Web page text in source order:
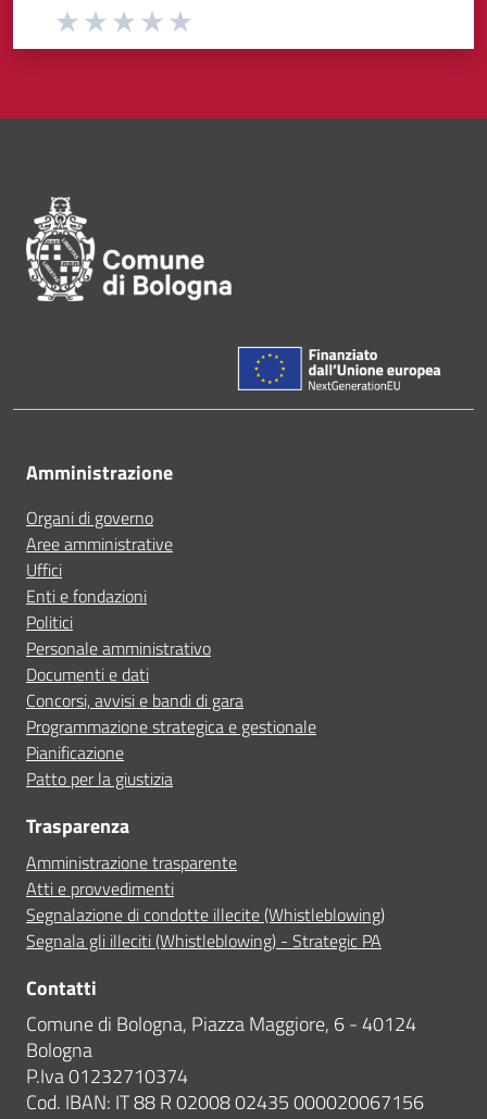
Valuta da 1 a 5 stelle la paginaValuta 4 stelle su 5
Valuta 3 stelle su 5
Valuta 2 stelle su 5
Valuta 1 stelle su 5
Amministrazione
Organi di governo
Aree amministrative
Uffici
Enti e fondazioni
Politici
Personale amministrativo
Documenti e dati
Concorsi, avvisi e bandi di gara
Programmazione strategica e gestionale
Pianificazione
Patto per la giustizia
Trasparenza
Amministrazione trasparente
Atti e provvedimenti
Segnalazione di condotte illecite (Whistleblowing)
Segnala gli illeciti (Whistleblowing) - Strategic PA
Contatti
Comune di Bologna, Piazza Maggiore, 6 - 40124
Bologna
P.Iva 01232710374
Cod. IBAN: IT 88 R 02008 02435 000020067156